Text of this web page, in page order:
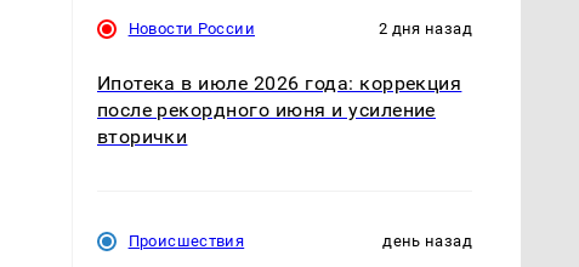
Новости России 2 дня назад
Ипотека в июле 2026 года: коррекция
после рекордного июня и усиление
вторички
Происшествия день назад